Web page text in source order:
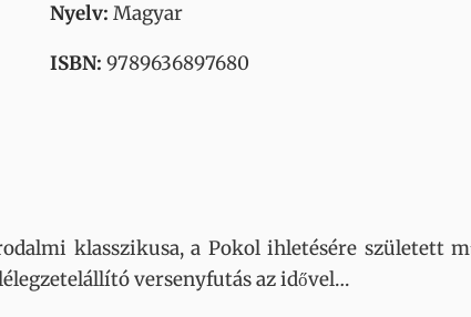
Nyelv: Magyar
ISBN: 9789636897680
klasszikusa, a Pokol ihletésére született
versenyfutás az idővel…